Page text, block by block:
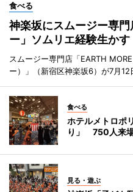
食べる
神楽坂にスムージー専
ー」ソムリエ経験生かす
スムージー専門店「EARTH
ー）」（新宿区神楽坂6）が7月12
食べる
ホテルメトロポ
り」 750人来
見る・遊ぶ